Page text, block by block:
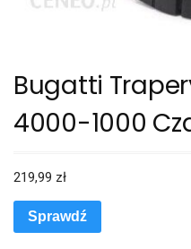
Bugatti
4000-1000
219,99 zł
Sprawdź